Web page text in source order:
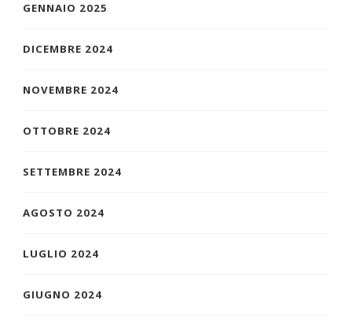
GENNAIO 2025
DICEMBRE 2024
NOVEMBRE 2024
OTTOBRE 2024
SETTEMBRE 2024
AGOSTO 2024
LUGLIO 2024
GIUGNO 2024